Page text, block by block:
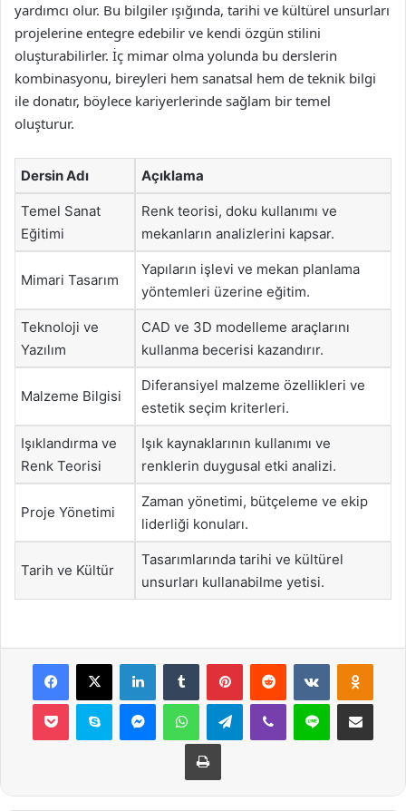
yardımcı olur. Bu bilgiler ışığında, tarihi ve kültürel unsurları
projelerine entegre edebilir ve kendi özgün stilini
oluşturabilirler. İç mimar olma yolunda bu derslerin
kombinasyonu, bireyleri hem sanatsal hem de teknik bilgi
ile donatır, böylece kariyerlerinde sağlam bir temel
oluşturur.
Dersin Adı Açıklama
Temel Sanat
Eğitimi
Renk teorisi, doku kullanımı ve
mekanların analizlerini kapsar.
Mimari Tasarım
Yapıların işlevi ve mekan planlama
yöntemleri üzerine eğitim.
Teknoloji ve
Yazılım
CAD ve 3D modelleme araçlarını
kullanma becerisi kazandırır.
Malzeme Bilgisi
Diferansiyel malzeme özellikleri ve
estetik seçim kriterleri.
Işıklandırma ve
Renk Teorisi
Işık kaynaklarının kullanımı ve
renklerin duygusal etki analizi.
Proje Yönetimi
Zaman yönetimi, bütçeleme ve ekip
liderliği konuları.
Tarih ve Kültür
Tasarımlarında tarihi ve kültürel
unsurları kullanabilme yetisi.
Facebook
X LinkedInTumblr PinterestReddit VKontakte
Pocket Skype MessengerWhatsAppTelegramViber Line E-Posta ile
Yazdır